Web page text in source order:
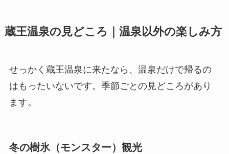
蔵王温泉の見どころ｜温泉以外の楽しみ方
せっかく蔵王温泉に来たなら、温泉だけで帰るの
はもったいないです。季節ごとの見どころがあり
ます。
冬の樹氷（モンスター）観光